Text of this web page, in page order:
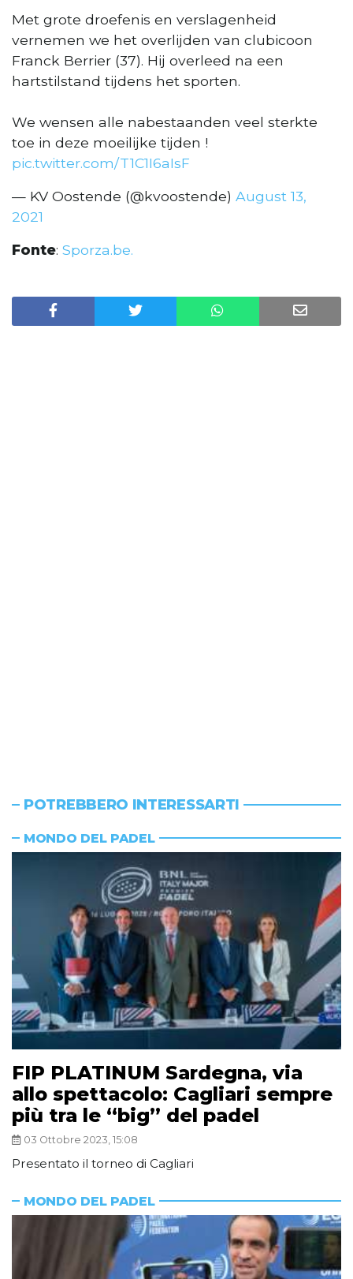
Met grote droefenis en verslagenheid
vernemen we het overlijden van clubicoon
Franck Berrier (37). Hij overleed na een
hartstilstand tijdens het sporten.
We wensen alle nabestaanden veel sterkte
toe in deze moeilijke tijden !
pic.twitter.com/T1C1I6aIsF
— KV Oostende (@kvoostende) August 13,
2021
Fonte: Sporza.be.
POTREBBERO INTERESSARTI
MONDO DEL PADEL
FIP PLATINUM Sardegna, via
allo spettacolo: Cagliari sempre
più tra le “big” del padel
03 Ottobre 2023, 15:08
Presentato il torneo di Cagliari
MONDO DEL PADEL